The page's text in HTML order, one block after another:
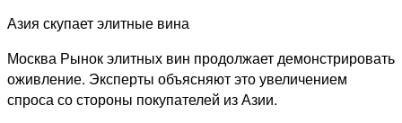
Азия скупает элитные вина
Москва Рынок элитных вин продолжает демонстрировать
оживление. Эксперты объясняют это увеличением
спроса со стороны покупателей из Азии.